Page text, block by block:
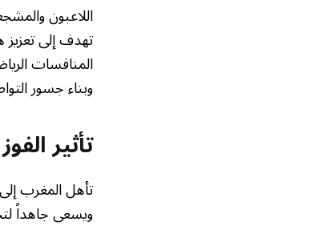
اللاعبون
تهدف إلى تعزيز
المنافسات
وبناء جسور
تأثير
تأهل المغرب
ويسعى جاهداً